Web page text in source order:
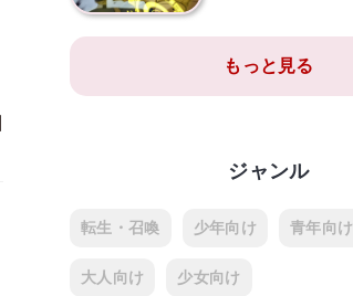
もっと見る
ジャンル
転生・召喚 少年向け 青年向け
大人向け 少女向け